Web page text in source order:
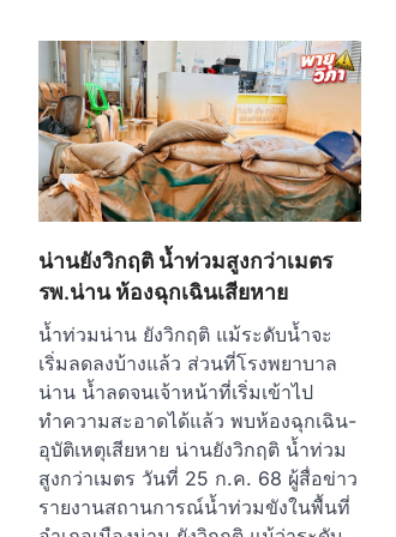
น่านยังวิกฤติ น้ำท่วมสูงกว่าเมตร
รพ.น่าน ห้องฉุกเฉินเสียหาย
น้ำท่วมน่าน ยังวิกฤติ แม้ระดับน้ำจะ
เริ่มลดลงบ้างแล้ว ส่วนที่โรงพยาบาล
น่าน น้ำลดจนเจ้าหน้าที่เริ่มเข้าไป
ทำความสะอาดได้แล้ว พบห้องฉุกเฉิน-
อุบัติเหตุเสียหาย น่านยังวิกฤติ น้ำท่วม
สูงกว่าเมตร วันที่ 25 ก.ค. 68 ผู้สื่อข่าว
รายงานสถานการณ์น้ำท่วมขังในพื้นที่